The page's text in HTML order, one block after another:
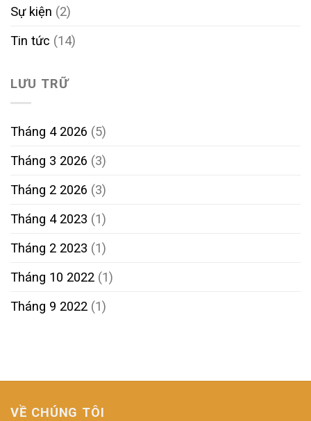
Sự kiện (2)
Tin tức (14)
LƯU TRỮ
Tháng 4 2026 (5)
Tháng 3 2026 (3)
Tháng 2 2026 (3)
Tháng 4 2023 (1)
Tháng 2 2023 (1)
Tháng 10 2022 (1)
Tháng 9 2022 (1)
VỀ CHÚNG TÔI